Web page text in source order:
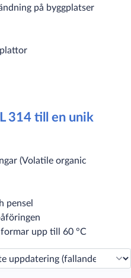
på byggplatser
314 till en unik
(Volatile organic
pensel
upp till 60 °C